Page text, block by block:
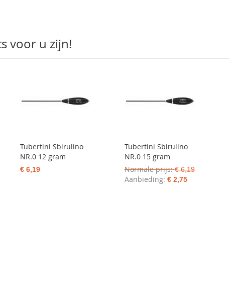
voor u zijn!
Tubertini Sbirulino
NR.0 12 gram
€ 6,19
Tubertini Sbirulino
NR.0 15 gram
Normale prijs € 6,19
Aanbieding € 2,75